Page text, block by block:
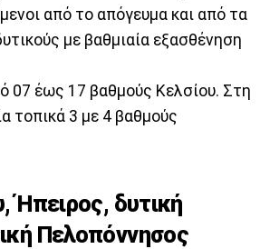
από το απόγευμα και από τα
με βαθμιαία εξασθένηση
07 έως 17 βαθμούς Κελσίου. Στη
τοπικά 3 με 4 βαθμούς
Ήπειρος, δυτική
Πελοπόννησος